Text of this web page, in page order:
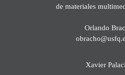
de materiales
Orlando
Xavier